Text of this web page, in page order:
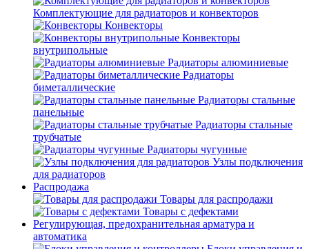
Комплектующие для радиаторов и конвекторов
Конвекторы
Конвекторы
внутрипольные
Радиаторы алюминиевые
Радиаторы
биметаллические
Радиаторы стальные
панельные
Радиаторы стальные
трубчатые
Радиаторы чугунные
Узлы подключения
для радиаторов
Распродажа
Товары для распродажи
Товары с дефектами
Регулирующая, предохранительная арматура и
автоматика